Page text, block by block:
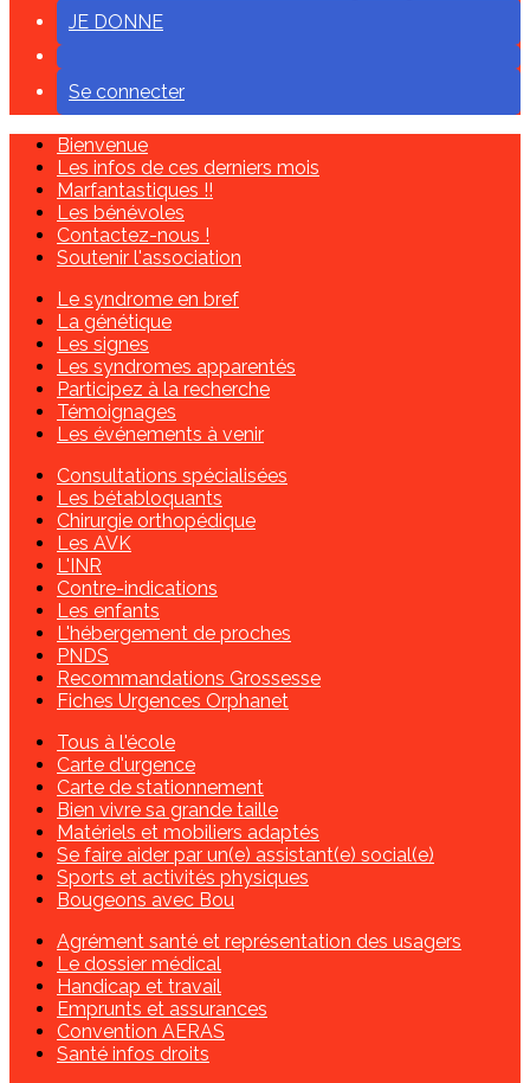
JE DONNE
Se connecter
Bienvenue
Les infos de ces derniers mois
Marfantastiques !!
Les bénévoles
Contactez-nous !
Soutenir l'association
Le syndrome en bref
La génétique
Les signes
Les syndromes apparentés
Participez à la recherche
Témoignages
Les événements à venir
Consultations spécialisées
Les bétabloquants
Chirurgie orthopédique
Les AVK
L'INR
Contre-indications
Les enfants
L'hébergement de proches
PNDS
Recommandations Grossesse
Fiches Urgences Orphanet
Tous à l'école
Carte d'urgence
Carte de stationnement
Bien vivre sa grande taille
Matériels et mobiliers adaptés
Se faire aider par un(e) assistant(e) social(e)
Sports et activités physiques
Bougeons avec Bou
Agrément santé et représentation des usagers
Le dossier médical
Handicap et travail
Emprunts et assurances
Convention AERAS
Santé infos droits